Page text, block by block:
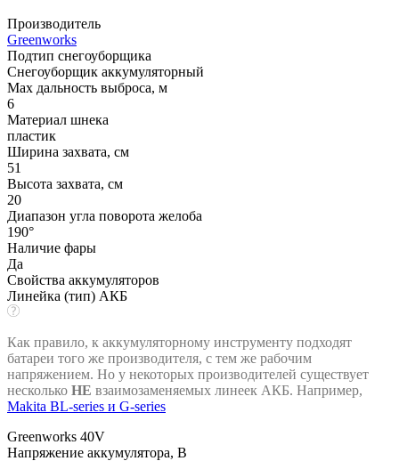
Производитель
Greenworks
Подтип снегоуборщика
Снегоуборщик аккумуляторный
Max дальность выброса, м
6
Материал шнека
пластик
Ширина захвата, см
51
Высота захвата, см
20
Диапазон угла поворота желоба
190°
Наличие фары
Да
Свойства аккумуляторов
Линейка (тип) АКБ
Как правило, к аккумуляторному инструменту подходят
батареи того же производителя, с тем же рабочим
напряжением. Но у некоторых производителей существует
несколько НЕ взаимозаменяемых линеек АКБ. Например,
Makita BL-series и G-series
Greenworks 40V
Напряжение аккумулятора, В